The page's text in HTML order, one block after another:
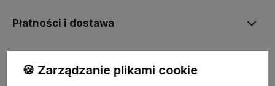
Płatności i dostawa
Informacje
🍪 Zarządzanie plikami cookie